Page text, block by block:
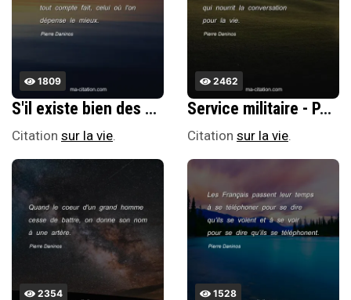
1809
S'il existe bien des pays pour gagner sa vie, la France est, tout compte fait, celui oÃ¹ l'on dÃ©pense le mieux.
Citation sur la vie.
2462
Service militaire - PÃ©riode pendant laquelle on mange mal mais qui nourrit la conversation pour la vie.
Citation sur la vie.
2354 1528